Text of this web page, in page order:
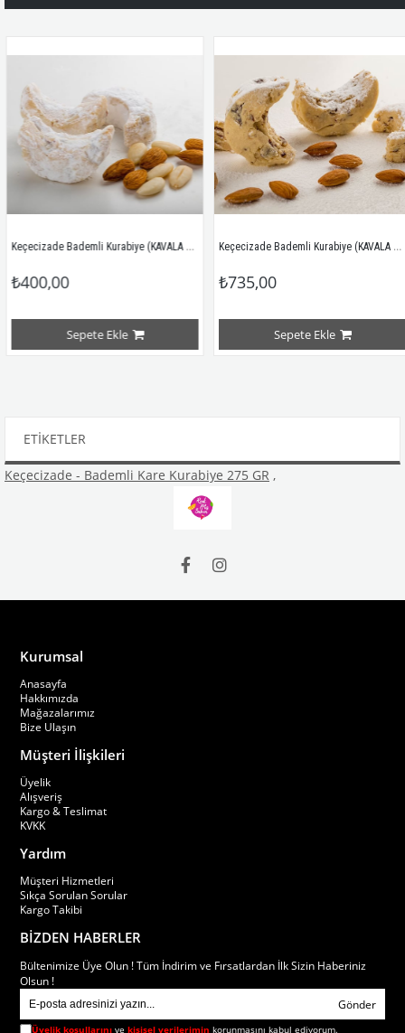
Keçecizade Bademli Kurabiye (KAVALA Kurabiyesi) 445 GR
₺400,00
Sepete Ekle
Keçecizade Bademli Kurabiye (KAVALA Kurabiyesi) 920GR
₺735,00
Sepete Ekle
ETIKETLER
Keçecizade - Bademli Kare Kurabiye 275 GR ,
Kurumsal
Anasayfa
Hakkımızda
Mağazalarımız
Bize Ulaşın
Müşteri İlişkileri
Üyelik
Alışveriş
Kargo & Teslimat
KVKK
Yardım
Müşteri Hizmetleri
Sıkça Sorulan Sorular
Kargo Takibi
BİZDEN HABERLER
Bültenimize Üye Olun ! Tüm İndirim ve Fırsatlardan İlk Sizin Haberiniz
Olsun !
Gönder
Üyelik koşullarını vekişisel verilerimin korunmasını kabul ediyorum.